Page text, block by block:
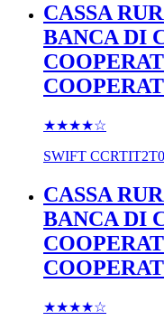
CASSA
BANCA DI
★★★★☆
SWIFT
CASSA
BANCA DI
★★★★☆